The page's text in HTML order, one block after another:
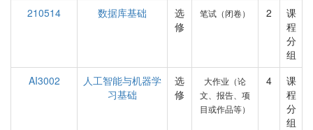
210514
数据库基础
选
修
笔试（闭卷） 2
课
程
分
组
AI3002
人工智能与机器学
习基础
选
修
大作业（论
文、报告、项
目或作品等）
4
课
程
分
组